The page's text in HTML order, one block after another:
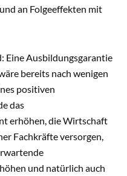
an Folgeeffekten mit
Eine Ausbildungsgarantie
bereits nach wenigen
positiven
das
erhöhen, die Wirtschaft
Fachkräfte versorgen,
und natürlich auch